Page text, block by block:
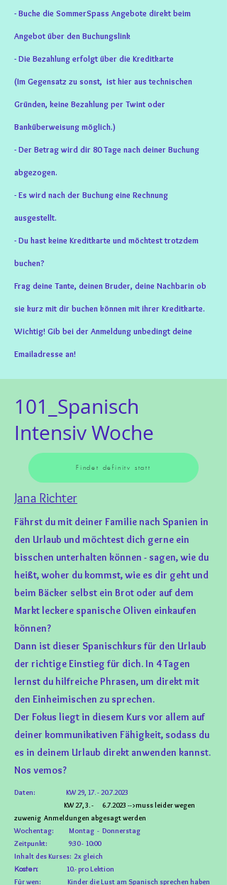
- Buche die SommerSpass Angebote direkt beim
Angebot über den Buchungslink
- Die Bezahlung erfolgt über die Kreditkarte
(Im Gegensatz zu sonst, ist hier aus technischen
Gründen, keine Bezahlung per Twint oder
Banküberweisung möglich.)
- Der Betrag wird dir 80 Tage nach deiner Buchung
abgezogen.
- Es wird nach der Buchung eine Rechnung
ausgestellt.
- Du hast keine Kreditkarte und möchtest trotzdem
buchen?
Frag deine Tante, deinen Bruder, deine Nachbarin ob
sie kurz mit dir buchen können mit ihrer Kreditkarte.
Wichtig! Gib bei der Anmeldung unbedingt deine
Emailadresse an!
101_Spanisch
Intensiv Woche
Findet definitv statt
Jana Richter
Fährst du mit deiner Familie nach Spanien in
den Urlaub und möchtest dich gerne ein
bisschen unterhalten können - sagen, wie du
heißt, woher du kommst, wie es dir geht und
beim Bäcker selbst ein Brot oder auf dem
Markt leckere spanische Oliven einkaufen
können?
Dann ist dieser Spanischkurs für den Urlaub
der richtige Einstieg für dich. In 4 Tagen
lernst du hilfreiche Phrasen, um direkt mit
den Einheimischen zu sprechen.
Der Fokus liegt in diesem Kurs vor allem auf
deiner kommunikativen Fähigkeit, sodass du
es in deinem Urlaub direkt anwenden kannst.
Nos vemos?
Daten: KW 29, 17. - 20.7.2023
KW 27, 3. - 6.7.2023 -->muss leider wegen
zuwenig Anmeldungen abgesagt werden
Wochentag: Montag - Donnerstag
Zeitpunkt: 9:30 - 10:00
Inhalt des Kurses: 2x gleich
Kosten:
10.- pro Lektion
Für wen: Kinder die Lust am Spanisch sprechen haben